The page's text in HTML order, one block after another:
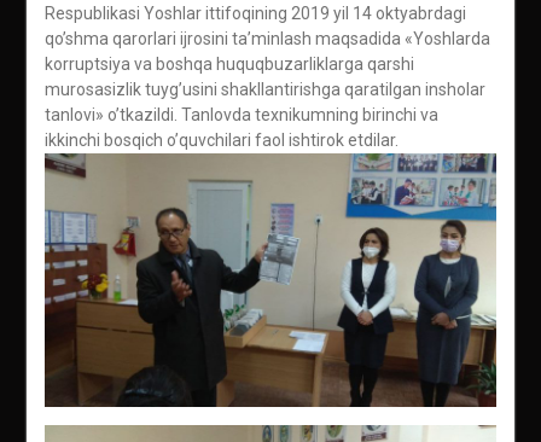
Respublikasi Yoshlar ittifoqining 2019 yil 14 oktyabrdagi
qoʼshma qarorlari ijrosini taʼminlash maqsadida «Yoshlarda
korruptsiya va boshqa huquqbuzarliklarga qarshi
murosasizlik tuygʼusini shakllantirishga qaratilgan insholar
tanlovi» oʼtkazildi. Tanlovda texnikumning birinchi va
ikkinchi bosqich oʼquvchilari faol ishtirok etdilar.